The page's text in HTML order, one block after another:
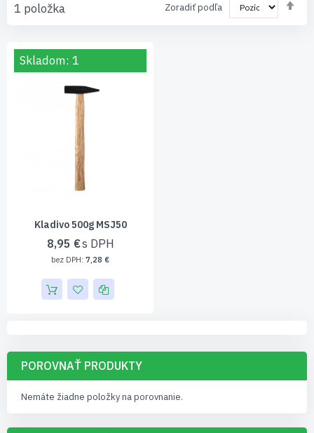
1 položka Zoradiť podľa
Skladom: 1
Kladivo 500g MSJ50
8,95 €
7,28 €
POROVNAŤ PRODUKTY
Nemáte žiadne položky na porovnanie.